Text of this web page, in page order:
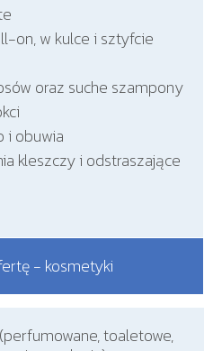
on, w kulce i sztyfcie
oraz suche szampony
i obuwia
kleszczy i odstraszające
- kosmetyki
toaletowe,